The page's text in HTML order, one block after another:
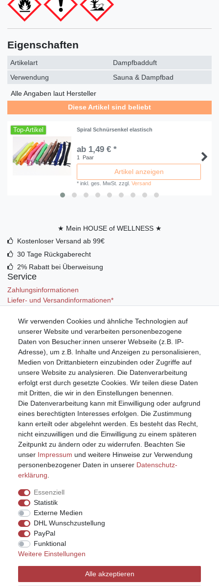
Eigenschaften
Artikelart
Dampfbadduft
Verwendung
Sauna & Dampfbad
Alle Angaben laut Hersteller
Diese Artikel sind beliebt
Top-Artikel Spiral Schnürsenkel elastisch
ab 1,49 € *
1 Paar
Artikel anzeigen
*inkl. ges. MwSt. zzgl.Versand
★ Mein HOUSE of WELLNESS ★
Kostenloser Versand ab 99€
30 Tage Rückgaberecht
2% Rabatt bei Überweisung
Service
Zahlungsinformationen
Liefer- und Versandinformationen*
Mein Konto
Registrieren
Anmelden (Login)
Warenkorb
Wir verwenden Cookies und ähnliche Technologien auf
unserer Website und verarbeiten personenbezogene
Daten von Besucher:innen unserer Webseite (z.B. IP-
Adresse), um z.B. Inhalte und Anzeigen zu personalisieren,
Medien von Drittanbietern einzubinden oder Zugriffe auf
unsere Website zu analysieren. Die Datenverarbeitung
erfolgt erst durch gesetzte Cookies. Wir teilen diese Daten
mit Dritten, die wir in den Einstellungen benennen.
Die Datenverarbeitung kann mit Einwilligung oder aufgrund
eines berechtigten Interesses erfolgen. Die Zustimmung
kann erteilt oder abgelehnt werden. Es besteht das Recht,
nicht einzuwilligen und die Einwilligung zu einem späteren
Zeitpunkt zu ändern oder zu widerrufen. Beachten Sie
unser Impressum und weitere Hinweise zur Verwendung
personenbezogener Daten in unserer Daten­schutz­
erklärung
Essenziell
Statistik
Externe Medien
DHL Wunschzustellung
PayPal
Funktional
Weitere Einstellungen
Alle akzeptieren